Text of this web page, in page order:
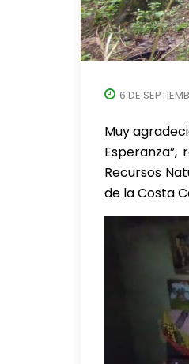
6 DE
Muy
Recursos
de la Costa